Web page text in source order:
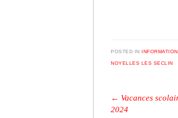
POSTED IN
NOYELLES LES SECLIN
Post
← Vacances
2024